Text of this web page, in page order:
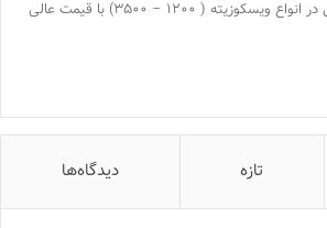
فروش سی ام سی صنعتی در انواع ویسکوزیته ( 1200 – 3500) با قیمت عالی
تازه دیدگاه‌ها